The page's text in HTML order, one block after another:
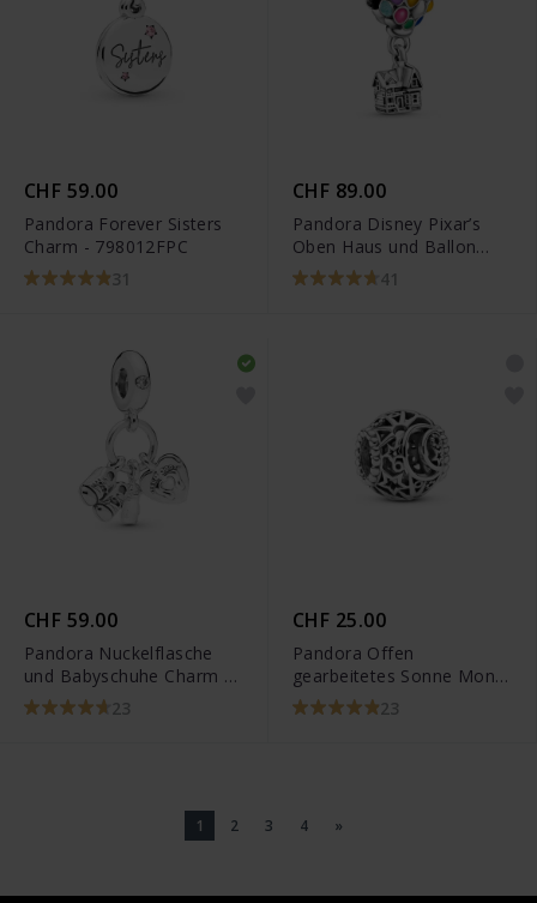
CHF 59.00
Pandora Forever Sisters
Charm - 798012FPC
31
CHF 89.00
Pandora Disney Pixar’s
Oben Haus und Ballon
Charm - 798962C01
41
CHF 59.00
Pandora Nuckelflasche
und Babyschuhe Charm -
798106CZ 23
CHF 25.00
Pandora Offen
gearbeitetes Sonne Mond
& Sterne Charm -
799183C00
23
1 2 3 4 »